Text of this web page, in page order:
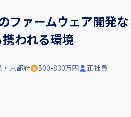
ファームウェア開発
われる環境
・京都府 500-830万円 正社員